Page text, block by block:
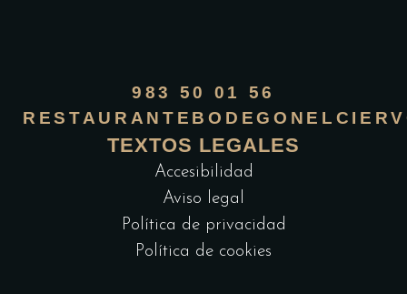
983 50 01 56
TEXTOS LEGALES
Accesibilidad
Aviso legal
Política de privacidad
Política de cookies